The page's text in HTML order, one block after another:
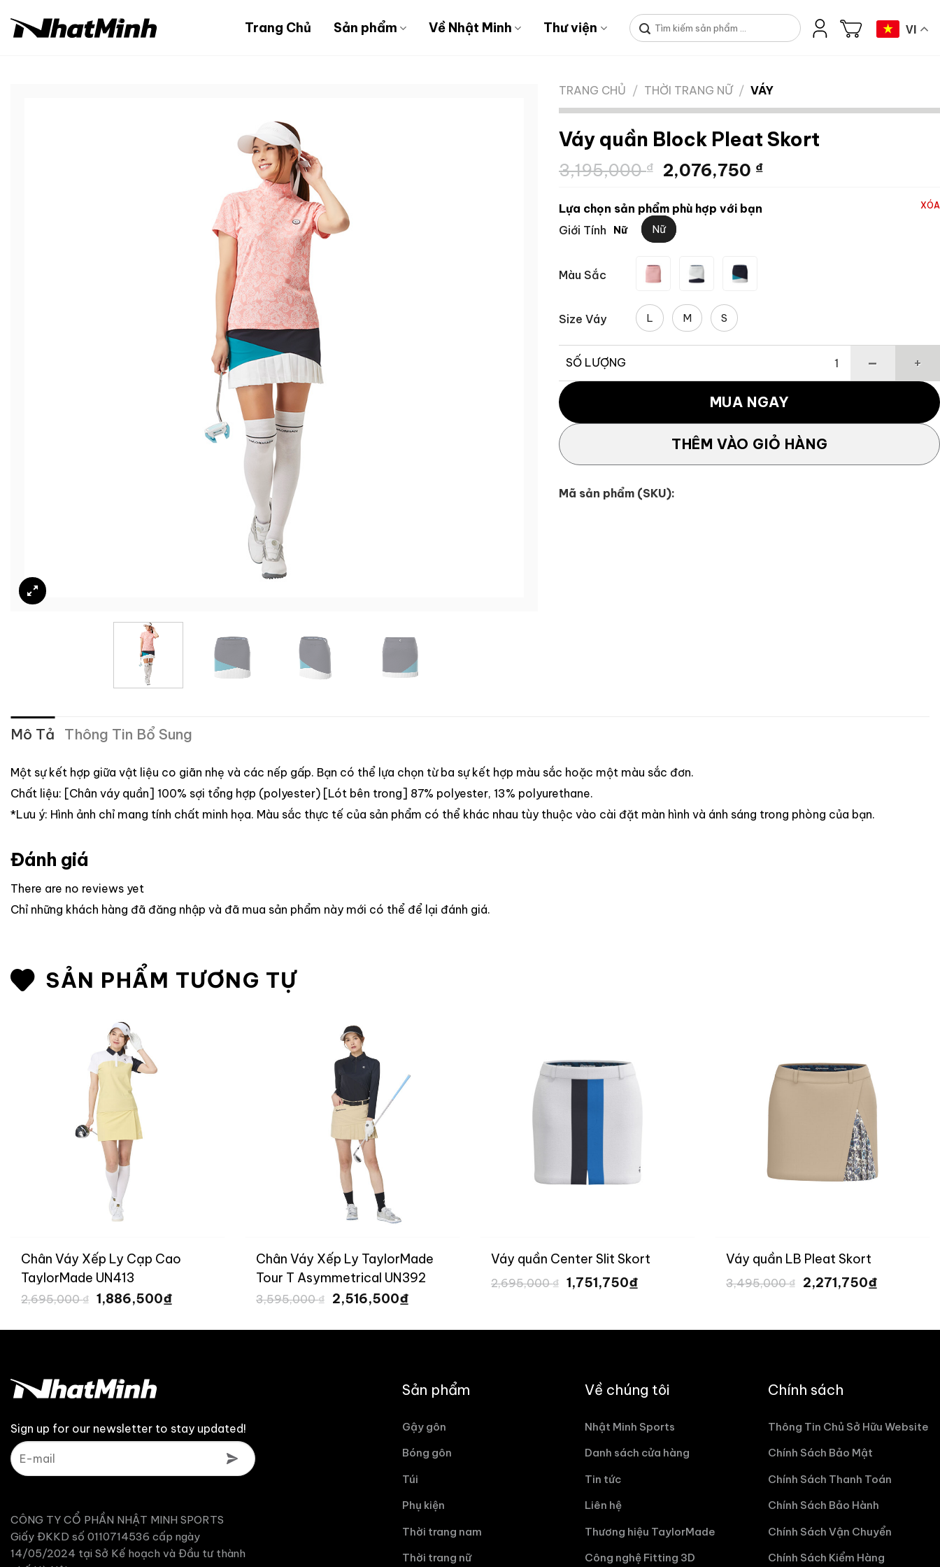
đến
Trang Chủ Sản phẩm Về Nhật Minh Thư viện
Tìm
kiếm:
VI
TRANG CHỦ / THỜI TRANG NỮ / VÁY
Váy quần Block Pleat Skort
3,195,000₫
Giá
là:
3,195,000 ₫.
2,076,750 ₫Giá
Lựa chọn sản phẩm phù hợp với bạn
Giới Tính
Nữ Nữ
Màu Sắc
Size Váy L M S
XÓA
SỐ LƯỢNG
Váy quần Block Pleat Skort số lượng
THÊM VÀO GIỎ HÀNG
MUA NGAY
Mã sản phẩm (SKU):
Mô Tả Thông Tin Bổ Sung
Một sự kết hợp giữa vật liệu co giãn nhẹ và các nếp gấp. Bạn có thể lựa chọn từ ba sự kết hợp màu sắc hoặc một màu sắc đơn.
Chất liệu: [Chân váy quần] 100% sợi tổng hợp (polyester) [Lót bên trong] 87% polyester, 13% polyurethane.
*Lưu ý: Hình ảnh chỉ mang tính chất minh họa. Màu sắc thực tế của sản phẩm có thể khác nhau tùy thuộc vào cài đặt màn hình và ánh sáng trong phòng của bạn.
Đánh giá
There are no reviews yet
Chỉ những khách hàng đã đăng nhập và đã mua sản phẩm này mới có thể để lại đánh giá.
SẢN PHẨM TƯƠNG TỰ
Chân Váy Xếp Ly Cạp Cao
TaylorMade UN413
2,695,000₫ Giá
gốc
2,695,000 ₫.
1,886,500₫
là:
Chân Váy Xếp Ly TaylorMade
Tour T Asymmetrical UN392
3,595,000₫ Giá
gốc
3,595,000 ₫.
2,516,500₫
là:
Váy quần Center Slit Skort
2,695,000₫ Giá
gốc
1,751,750₫
1,751,750 ₫.
Váy quần LB Pleat Skort
3,495,000₫ Giá
gốc
2,271,750₫
Sign up for our newsletter to stay updated!
CÔNG TY CỔ PHẦN NHẬT MINH SPORTS
Giấy ĐKKD số 0110714536 cấp ngày
14/05/2024 tại Sở Kế hoạch và Đầu tư thành
Sản phẩm
Gậy gôn
Bóng gôn
Túi
Phụ kiện
Thời trang nam
Thời trang nữ
Về chúng tôi
Nhật Minh Sports
Danh sách cửa hàng
Tin tức
Liên hệ
Thương hiệu TaylorMade
Công nghệ Fitting 3D
Chính sách
Thông Tin Chủ Sở Hữu Website
Chính Sách Bảo Mật
Chính Sách Thanh Toán
Chính Sách Bảo Hành
Chính Sách Vận Chuyển
Chính Sách Kiểm Hàng